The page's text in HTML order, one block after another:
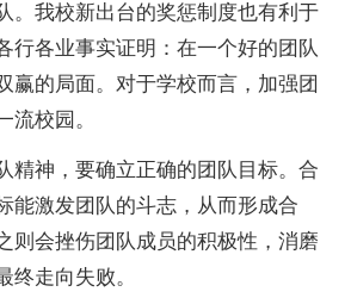
。我校新出台的奖惩制度也有利于
行各业事实证明：在一个好的团队
赢的局面。对于学校而言，加强团
流校园。
神，要确立正确的团队目标。合
能激发团队的斗志，从而形成合
则会挫伤团队成员的积极性，消磨
终走向失败。